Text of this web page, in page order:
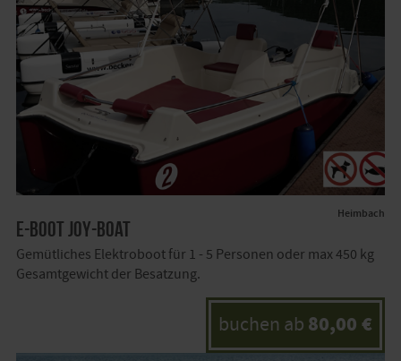
Heimbach
E-Boot Joy-Boat
Gemütliches Elektroboot für 1 - 5 Personen oder max 450 kg
Gesamtgewicht der Besatzung.
buchen ab 80,00 €